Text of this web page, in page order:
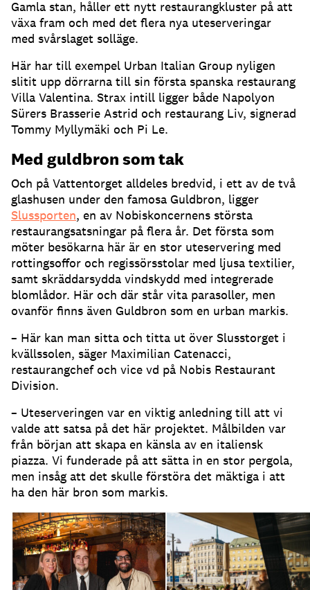
Gamla stan, håller ett nytt restaurangkluster på att
växa fram och med det flera nya uteserveringar
med svårslaget solläge.
Här har till exempel Urban Italian Group nyligen
slitit upp dörrarna till sin första spanska restaurang
Villa Valentina. Strax intill ligger både Napolyon
Sürers Brasserie Astrid och restaurang Liv, signerad
Tommy Myllymäki och Pi Le.
Med guldbron som tak
Och på Vattentorget alldeles bredvid, i ett av de två
glashusen under den famosa Guldbron, ligger
Slussporten, en av Nobiskoncernens största
restaurangsatsningar på flera år. Det första som
möter besökarna här är en stor uteservering med
rottingsoffor och regissörsstolar med ljusa textilier,
samt skräddarsydda vindskydd med integrerade
blomlådor. Här och där står vita parasoller, men
ovanför finns även Guldbron som en urban markis.
– Här kan man sitta och titta ut över Slusstorget i
kvällssolen, säger Maximilian Catenacci,
restaurangchef och vice vd på Nobis Restaurant
Division.
– Uteserveringen var en viktig anledning till att vi
valde att satsa på det här projektet. Målbilden var
från början att skapa en känsla av en italiensk
piazza. Vi funderade på att sätta in en stor pergola,
men insåg att det skulle förstöra det mäktiga i att
ha den här bron som markis.